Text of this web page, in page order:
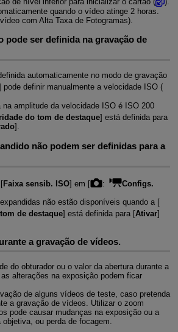
quando o vídeo atinge 2 horas.
com Alta Taxa de Fotogramas).
pode ser definida na gravação de
automaticamente no modo de gravação
pode definir manualmente a velocidade ISO (
amplitude da velocidade ISO é ISO 200
do tom de destaque] está definida para
].
não podem ser definidas para a
Faixa sensib. ISO] em [ :
Configs.
não estão disponíveis quando a [
de destaque] está definida para [Ativar]
a gravação de vídeos.
do obturador ou o valor da abertura durante a
alterações na exposição podem ficar
de alguns vídeos de teste, caso pretenda
a gravação de vídeos. Utilizar o zoom
pode causar mudanças na exposição ou a
ou perda de focagem.